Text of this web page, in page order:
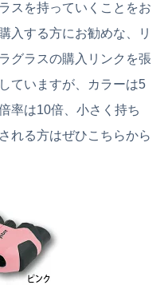
スを持っていくことをお
入する方にお勧めな、リ
グラスの購入リンクを張
ていますが、カラーは5
率は10倍、小さく持ち
れる方はぜひこちらから